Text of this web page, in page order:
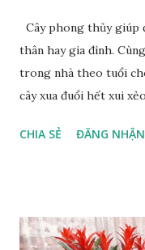
Cây phong thủy giúp
thân hay gia đình.
trong nhà theo tuổi
cây xua đuổi hết xui
chất kịch độc, lỡ
nhà theo tuổi sẽ đem
CHIA SẺ ĐĂNG